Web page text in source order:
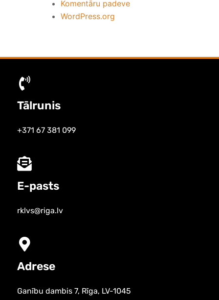
Komentāru padeve
WordPress.org
Tālrunis
+371 67 381 099
E-pasts
rklvs@riga.lv
Adrese
Ganību dambis 7, Rīga, LV-1045